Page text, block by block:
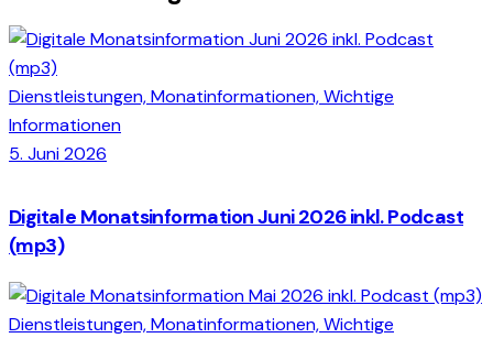
Dienstleistungen,Monatinformationen,Wichtige
Informationen
5. Juni 2026
Digitale Monatsinformation Juni 2026 inkl. Podcast
(mp3)
Dienstleistungen,Monatinformationen,Wichtige